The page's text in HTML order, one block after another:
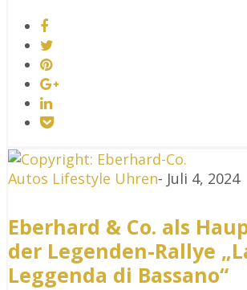
Autos Lifestyle Uhren- Juli 4, 2024
Eberhard & Co. als
der Legenden-Rallye
Leggenda di Bassano“